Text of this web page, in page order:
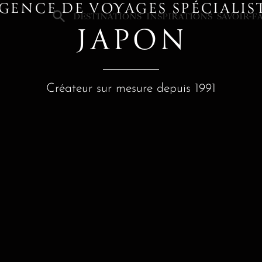
× DESTINATIONS INSPIRATIONS SAVOIR-
DE VOYAGES
JAPON
Créateur sur mesure depuis 1991